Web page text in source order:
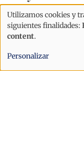
Andorra «al
Uso
de
datos
personales
Utilizamos cookies y
siguientes finalidades:
content.
Personalizar